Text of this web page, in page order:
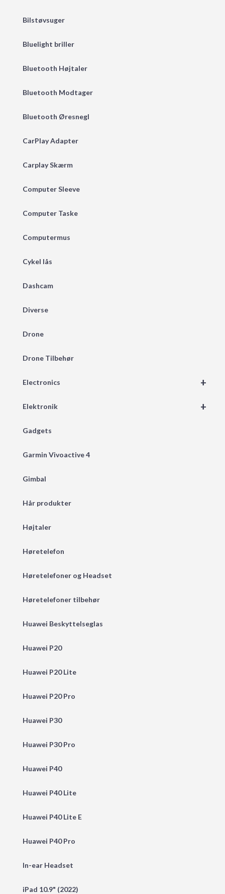
Bilstøvsuger
Bluelight briller
Bluetooth Højtaler
Bluetooth Modtager
Bluetooth Øresnegl
CarPlay Adapter
Carplay Skærm
Computer Sleeve
Computer Taske
Computermus
Cykel lås
Dashcam
Diverse
Drone
Drone Tilbehør
+
Electronics
+
Elektronik
Gadgets
Garmin Vivoactive 4
Gimbal
Hår produkter
Højtaler
Høretelefon
Høretelefoner og Headset
Høretelefoner tilbehør
Huawei Beskyttelseglas
Huawei P20
Huawei P20 Lite
Huawei P20 Pro
Huawei P30
Huawei P30 Pro
Huawei P40
Huawei P40 Lite
Huawei P40 Lite E
Huawei P40 Pro
In-ear Headset
iPad 10.9" (2022)